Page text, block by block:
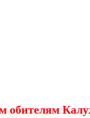
обителям